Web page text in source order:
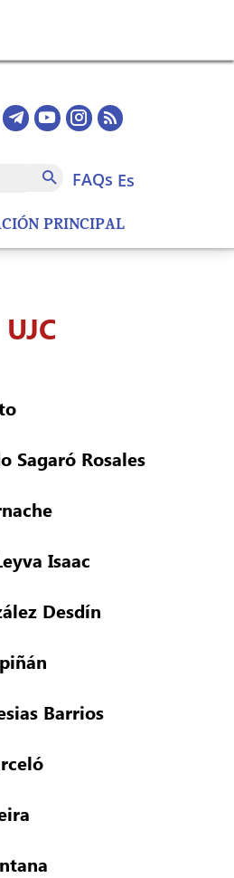
PRINCIPAL
home
FAQs
FAQs es
UJC
Sagaró Rosales
Isaac
Desdín
Barrios